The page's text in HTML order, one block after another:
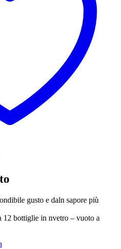
gusto e daln sapore più
bottiglie in nvetro – vuoto a